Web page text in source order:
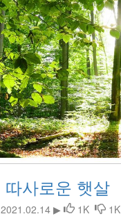
따사로운 햇살
2021.02.14 ▶ 1K
1K